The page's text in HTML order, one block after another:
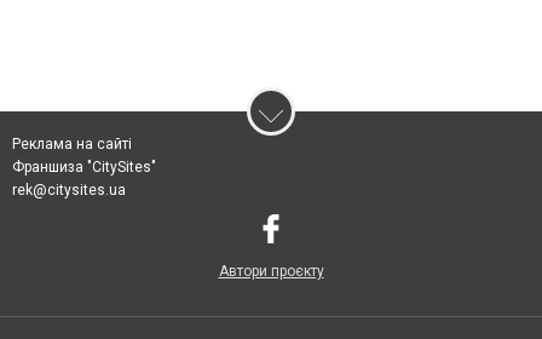
Реклама на сайті
Франшиза "CitySites"
rek@citysites.ua
Автори проєкту